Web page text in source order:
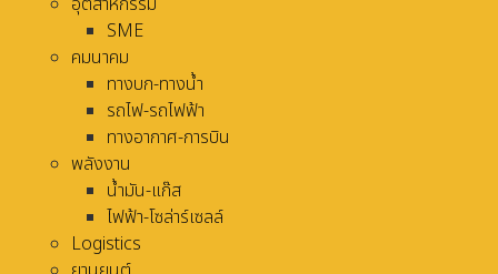
SME
คมนาคม
ทางบก-ทางน้ำ
รถไฟ-รถไฟฟ้า
ทางอากาศ-การบิน
พลังงาน
น้ำมัน-แก๊ส
ไฟฟ้า-โซล่าร์เซลล์
Logistics